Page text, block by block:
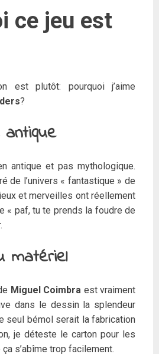
ce jeu est
est plutôt: pourquoi j’aime
?
antique et pas mythologique.
de l’univers « fantastique » de
et merveilles ont réellement
« paf, tu te prends la foudre de
matériel
Miguel Coimbra est vraiment
dans le dessin la splendeur
seul bémol serait la fabrication
je déteste le carton pour les
s’abîme trop facilement.